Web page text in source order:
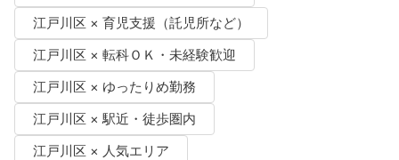
江戸川区 × 育児支援（託児所など）
江戸川区 × 転科ＯＫ・未経験歓迎
江戸川区 × ゆったりめ勤務
江戸川区 × 駅近・徒歩圏内
江戸川区 × 人気エリア